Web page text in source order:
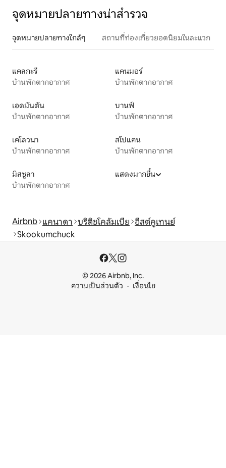
จุดหมายปลายทางน่าสำรวจ
จุดหมายปลายทางใกล้ๆ สถานที่ท่องเที่ยวยอดนิยมในละแวก
แคลกะรี
บ้านพักตากอากาศ
แคนมอร์
บ้านพักตากอากาศ
เอดมันตัน
บ้านพักตากอากาศ
บานฟ์
บ้านพักตากอากาศ
เคโลวนา
บ้านพักตากอากาศ
สโปแคน
บ้านพักตากอากาศ
มิสซูลา
บ้านพักตากอากาศ
แสดงมากขึ้น
Airbnb แคนาดา บริติชโคลัมเบีย อีสต์คูเทนย์
Skookumchuck
© 2026 Airbnb, Inc.
ความเป็นส่วนตัว
เงื่อนไข